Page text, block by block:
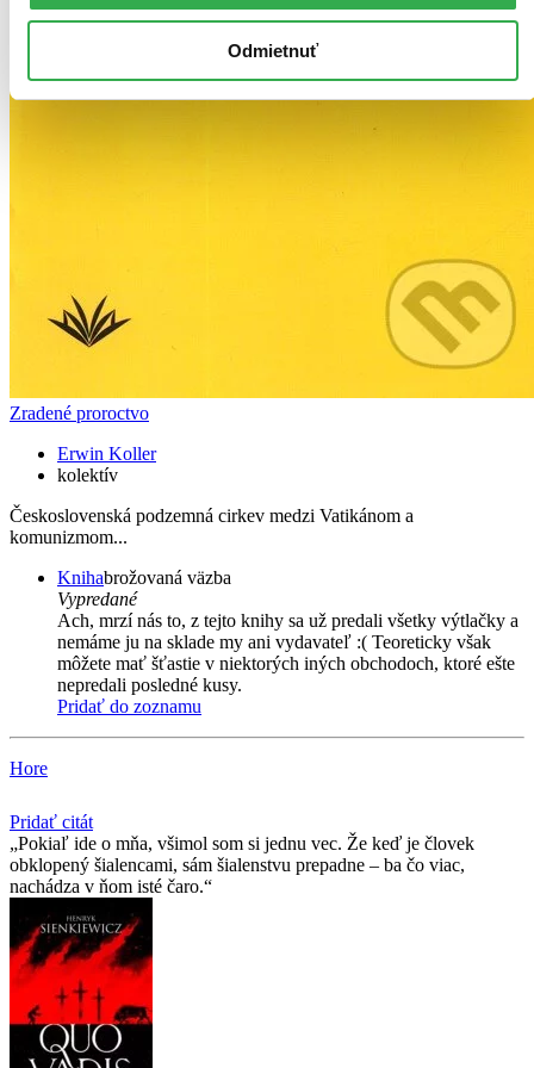
Odmietnuť
Zradené proroctvo
Erwin Koller
kolektív
Československá podzemná cirkev medzi Vatikánom a
komunizmom...
Knihabrožovaná väzba
Vypredané
Ach, mrzí nás to, z tejto knihy sa už predali všetky výtlačky a
nemáme ju na sklade my ani vydavateľ :( Teoreticky však
môžete mať šťastie v niektorých iných obchodoch, ktoré ešte
nepredali posledné kusy.
Pridať do zoznamu
Hore
Pridať citát
Pokiaľ ide o mňa, všimol som si jednu vec. Že keď je človek
obklopený šialencami, sám šialenstvu prepadne – ba čo viac,
nachádza v ňom isté čaro.